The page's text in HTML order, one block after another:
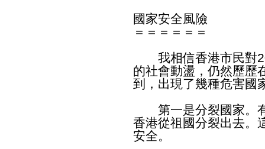
國家安全風險
＝＝＝＝＝＝
我相信香港市民對
的社會動盪，仍然歷歷
到，出現了幾種危害國
第一是分裂國家。有
香港從祖國分裂出去。
安全。